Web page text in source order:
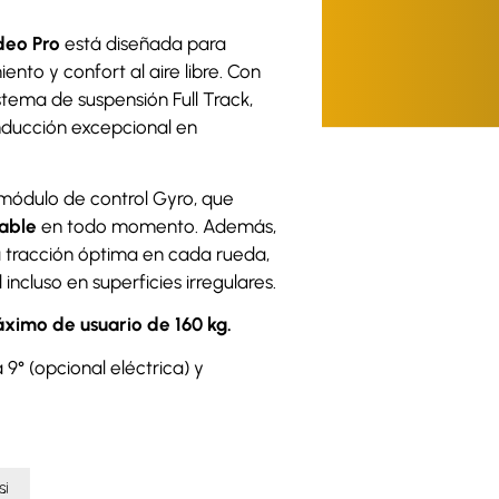
Pro está diseñada para
y confort al aire libre. Con
de suspensión Full Track,
excepcional en
de control Gyro, que
en todo momento. Además,
óptima en cada rueda,
en superficies irregulares.
de usuario de 160 kg.
(opcional eléctrica) y